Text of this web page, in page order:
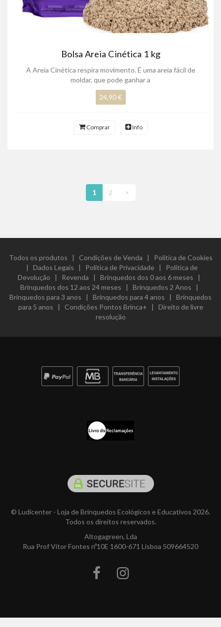
Bolsa Areia Cinética 1 kg
A Areia Cinética respira movimento. É uma areia fácil de
moldar, que pode ganhar a
24,90 €
Comprar Info
1 2 >
Todos os produtos | Condições de Venda | Politica de Cookies
| Dados Legais | Política de Privacidade | Política de
Devolução | Revenda | Brinquedos dos 0 aos 6 meses |
Brinquedos dos 12 aos 24 meses | Brinquedos 2 Anos |
Brinquedos para 3 anos | Brinquedos para 4 anos | Brinquedos
para 5 anos | Condições Pontos Brinca+ | Direito de livre
resolução
© Ludicenter - Loja de Brinquedos Ecológicos e Educativos 2026.
Todos os direitos reservados.
Altogagreen, Lda
Rua Prof Vitor Fontes nº10E 1600-671 Lisboa 509664520